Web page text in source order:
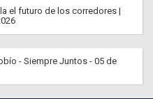
el futuro de los corredores |
- Siempre Juntos - 05 de